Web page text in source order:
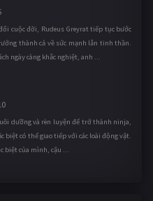
cuộc đời, Rudeus Greyrat tiếp tục bước
thành cả về sức mạnh lẫn tinh thần.
ngày càng khắc nghiệt, anh ...
dưỡng và rèn luyện để trở thành ninja,
biệt có thể giao tiếp với các loài động vật.
biệt của mình, cậu ...